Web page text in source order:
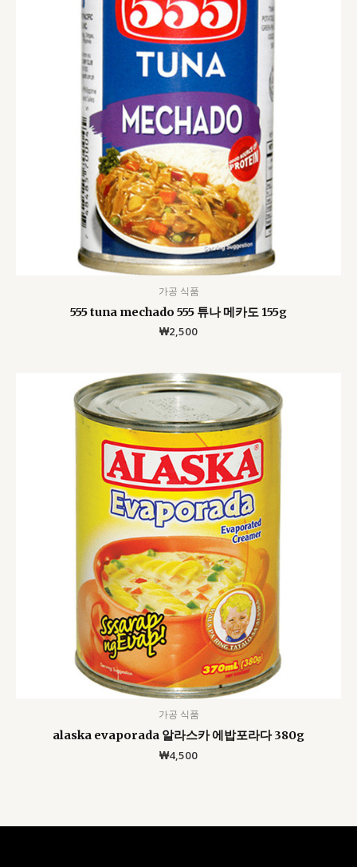
가공 식품
555 tuna mechado 555 튜나 메카도 155g
₩2,500
가공 식품
alaska evaporada 알라스카 에밥포라다 380g
₩4,500